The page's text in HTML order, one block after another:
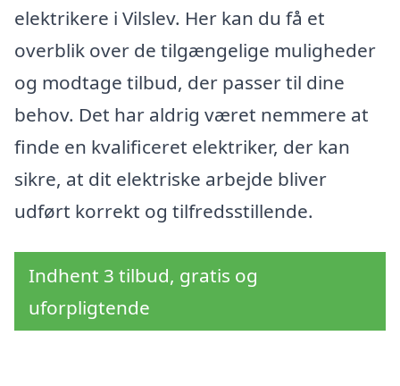
elektrikere i Vilslev. Her kan du få et
overblik over de tilgængelige muligheder
og modtage tilbud, der passer til dine
behov. Det har aldrig været nemmere at
finde en kvalificeret elektriker, der kan
sikre, at dit elektriske arbejde bliver
udført korrekt og tilfredsstillende.
Indhent 3 tilbud, gratis og
uforpligtende